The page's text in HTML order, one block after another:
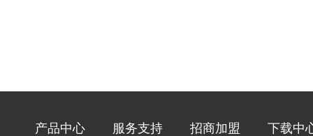
产品中心 服务支持 招商加盟 下载中